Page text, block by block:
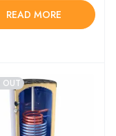
READ MORE
OUT